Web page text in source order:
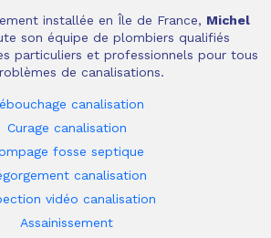
installée en Île de France, Michel
son équipe de plombiers qualifiés
particuliers et professionnels pour tous
de canalisations.
canalisation
Curage canalisation
fosse septique
canalisation
vidéo canalisation
Assainissement